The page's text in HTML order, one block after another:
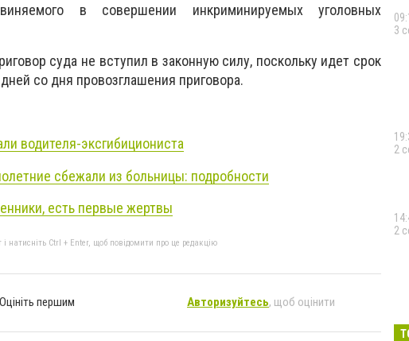
в совершении инкриминируемых уголовных
суда не вступил в законную силу, поскольку идет срок
со дня провозглашения приговора.
водителя-эксгибициониста
сбежали из больницы: подробности
есть первые жертвы
натисніть Ctrl + Enter, щоб повідомити про це редакцію
Оцініть першим Авторизуйтесь, щоб оцінити
3
2
2